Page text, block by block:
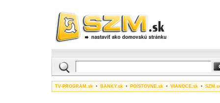
TV-PROGRAM.sk • BANKY.sk • POISTOVNE.sk • VIANOCE.sk •